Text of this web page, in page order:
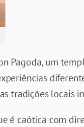
Pagoda, um
tradições locais
é caótica com